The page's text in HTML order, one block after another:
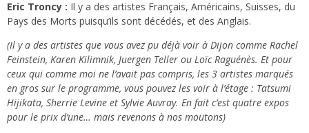
Eric Troncy : Il y a des artistes Français, Américains, Suisses, du
Pays des Morts puisqu’ils sont décédés, et des Anglais.
(Il y a des artistes que vous avez pu déjà voir à Dijon comme Rachel
Feinstein, Karen Kilimnik, Juergen Teller ou Loïc Raguénès. Et pour
ceux qui comme moi ne l’avait pas compris, les 3 artistes marqués
en gros sur le programme, vous pouvez les voir à l’étage : Tatsumi
Hijikata, Sherrie Levine et Sylvie Auvray. En fait c’est quatre expos
pour le prix d’une… mais revenons à nos moutons)